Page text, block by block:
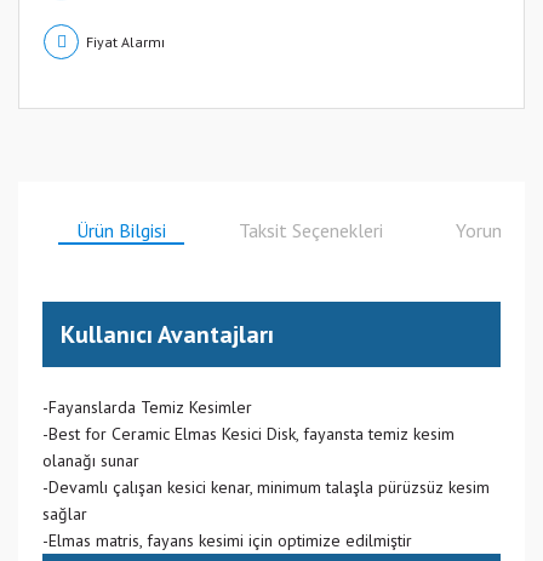
Fiyat Alarmı
Ürün Bilgisi Taksit Seçenekleri Yorumlar
Kullanıcı Avantajları
-Fayanslarda Temiz Kesimler
-Best for Ceramic Elmas Kesici Disk, fayansta temiz kesim
olanağı sunar
-Devamlı çalışan kesici kenar, minimum talaşla pürüzsüz kesim
sağlar
-Elmas matris, fayans kesimi için optimize edilmiştir